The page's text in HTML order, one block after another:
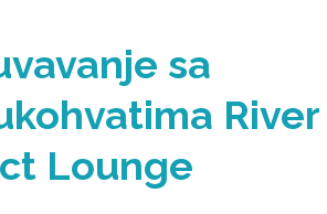
sa
River
Lounge